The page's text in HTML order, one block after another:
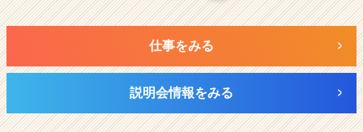
仕事をみる
説明会情報をみる